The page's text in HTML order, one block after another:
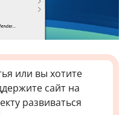
или вы хотите
сайт на
развиваться